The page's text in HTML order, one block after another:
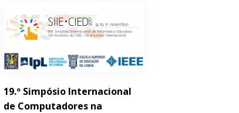
19.º Simpósio Internacional
de Computadores na